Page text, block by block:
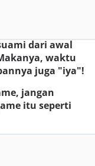
dari awal
waktu
juga "iya"!
jangan
itu seperti